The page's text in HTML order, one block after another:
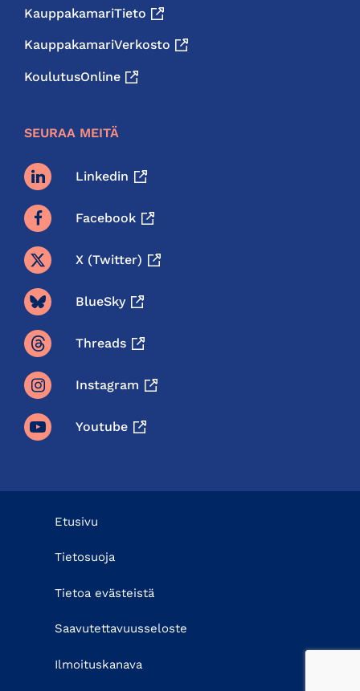
KauppakamariTieto
KauppakamariVerkosto
KoulutusOnline
SEURAA MEITÄ
Linkedin
Facebook
X (twitter)
BlueSky
Threads
Instagram
Youtube
Etusivu
Tietosuoja
Tietoa evästeistä
Saavutettavuusseloste
Ilmoituskanava